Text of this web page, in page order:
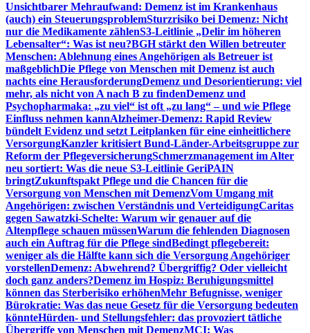
Unsichtbarer Mehraufwand: Demenz ist im Krankenhaus
(auch) ein SteuerungsproblemSturzrisiko bei Demenz: Nicht
nur die Medikamente zählenS3-Leitlinie „Delir im höheren
Lebensalter“: Was ist neu?BGH stärkt den Willen betreuter
Menschen: Ablehnung eines Angehörigen als Betreuer ist
maßgeblichDie Pflege von Menschen mit Demenz ist auch
nachts eine HerausforderungDemenz und Desorientierung: viel
mehr, als nicht von A nach B zu findenDemenz und
Psychopharmaka: „zu viel“ ist oft „zu lang“ – und wie Pflege
Einfluss nehmen kannAlzheimer-Demenz: Rapid Review
bündelt Evidenz und setzt Leitplanken für eine einheitlichere
VersorgungKanzler kritisiert Bund-Länder-Arbeitsgruppe zur
Reform der PflegeversicherungSchmerzmanagement im Alter
neu sortiert: Was die neue S3-Leitlinie GeriPAIN
bringtZukunftspakt Pflege und die Chancen für die
Versorgung von Menschen mit DemenzVom Umgang mit
Angehörigen: zwischen Verständnis und VerteidigungCaritas
gegen Sawatzki-Schelte: Warum wir genauer auf die
Altenpflege schauen müssenWarum die fehlenden Diagnosen
auch ein Auftrag für die Pflege sindBedingt pflegebereit:
weniger als die Hälfte kann sich die Versorgung Angehöriger
vorstellenDemenz: Abwehrend? Übergriffig? Oder vielleicht
doch ganz anders?Demenz im Hospiz: Beruhigungsmittel
können das Sterberisiko erhöhenMehr Befugnisse, weniger
Bürokratie: Was das neue Gesetz für die Versorgung bedeuten
könnteHürden- und Stellungsfehler: das provoziert tätliche
Übergriffe von Menschen mit DemenzMCI: Was